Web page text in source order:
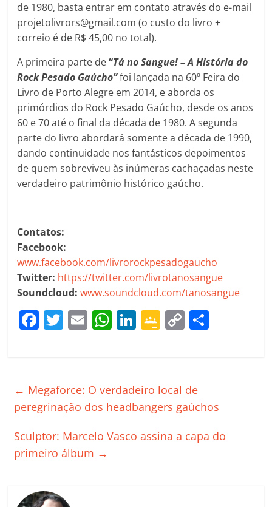
de 1980, basta entrar em contato através do e-mail
projetolivrors@gmail.com (o custo do livro +
correio é de R$ 45,00 no total).
A primeira parte de“Tá no Sangue! – A História do
Rock Pesado Gaúcho”foi lançada na 60º Feira do
Livro de Porto Alegre em 2014, e aborda os
primórdios do Rock Pesado Gaúcho, desde os anos
60 e 70 até o final da década de 1980. A segunda
parte do livro abordará somente a década de 1990,
dando continuidade nos fantásticos depoimentos
de quem sobreviveu às inúmeras cachaçadas neste
verdadeiro patrimônio histórico gaúcho.
Contatos:
Facebook:
www.facebook.com/livrorockpesadogaucho
Twitter: https://twitter.com/livrotanosangue
Soundcloud: www.soundcloud.com/tanosangue
F
b
o
o
k
T E W
A
p
p
Li
dI
n
G
e
Cl
a
C
Li
n
k
til
h
← Megaforce: O verdadeiro local de
peregrinação dos headbangers gaúchos
Sculptor: Marcelo Vasco assina a capa do
primeiro álbum →